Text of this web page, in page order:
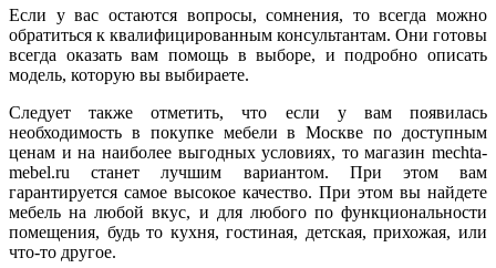
Если у вас остаются вопросы, сомнения, то всегда можно
обратиться к квалифицированным консультантам. Они готовы
всегда оказать вам помощь в выборе, и подробно описать
модель, которую вы выбираете.
Следует также отметить, что если у вам появилась
необходимость в покупке мебели в Москве по доступным
ценам и на наиболее выгодных условиях, то магазин mechta-
mebel.ru станет лучшим вариантом. При этом вам
гарантируется самое высокое качество. При этом вы найдете
мебель на любой вкус, и для любого по функциональности
помещения, будь то кухня, гостиная, детская, прихожая, или
что-то другое.